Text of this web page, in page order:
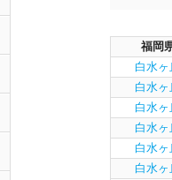
福岡
白水ヶ
白水ヶ
白水ヶ
白水ヶ
白水ヶ
白水ヶ